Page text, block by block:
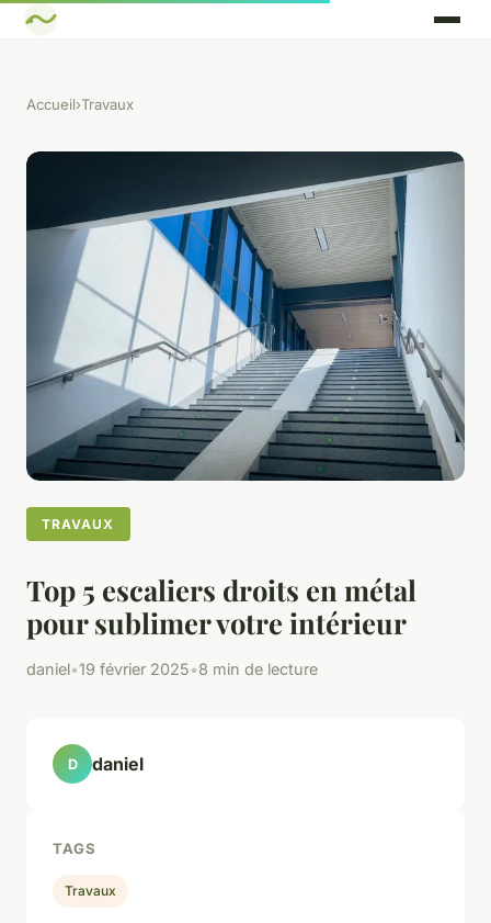
Accueil›Travaux
TRAVAUX
Top 5 escaliers droits en métal
pour sublimer votre intérieur
daniel•19 février 2025•8 min de lecture
D daniel
TAGS
Travaux